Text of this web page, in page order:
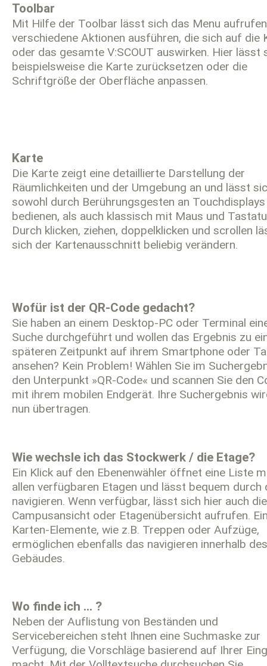
Toolbar
Mit Hilfe der Toolbar lässt sich das Menu
verschiedene Aktionen ausführen, die sich auf die
oder das gesamte V:SCOUT auswirken. Hier lässt
beispielsweise die Karte zurücksetzen oder die
Schriftgröße der Oberfläche anpassen.
Karte
Die Karte zeigt eine detaillierte Darstellung der
Räumlichkeiten und der Umgebung an und lässt
sowohl durch Berührungsgesten an Touchdisplays
bedienen, als auch klassisch mit Maus und
Durch klicken, ziehen, doppelklicken und scrollen
sich der Kartenausschnitt beliebig verändern.
Wofür ist der QR-Code gedacht?
Sie haben an einem Desktop-PC oder Terminal
Suche durchgeführt und wollen das Ergebnis zu
späteren Zeitpunkt auf ihrem Smartphone oder
ansehen? Kein Problem! Wählen Sie im
den Unterpunkt »QR-Code« und scannen Sie den
mit ihrem mobilen Endgerät. Ihre Suchergebnis
nun übertragen.
Wie wechsle ich das Stockwerk / die Etage?
Ein Klick auf den Ebenenwähler öffnet eine Liste
allen verfügbaren Etagen und lässt bequem durch
navigieren. Wenn verfügbar, lässt sich hier auch die
Campusansicht oder Etagenübersicht aufrufen.
Karten-Elemente, wie z.B. Treppen oder Aufzüge,
ermöglichen ebenfalls das navigieren innerhalb des
Gebäudes.
Wo finde ich … ?
Neben der Auflistung von Beständen und
Servicebereichen steht Ihnen eine Suchmaske zur
Verfügung, die Vorschläge basierend auf Ihrer